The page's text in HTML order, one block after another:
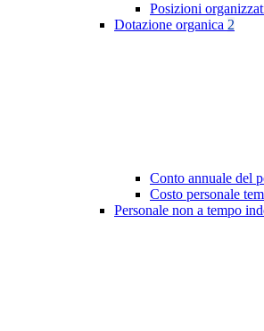
Posizioni
Dotazione organica 2
Conto annuale del
Costo personale
Personale non a tempo